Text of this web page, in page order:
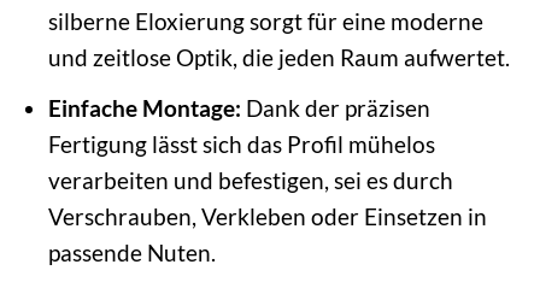
silberne Eloxierung sorgt für eine moderne
und zeitlose Optik, die jeden Raum aufwertet.
Einfache Montage: Dank der präzisen
Fertigung lässt sich das Profil mühelos
verarbeiten und befestigen, sei es durch
Verschrauben, Verkleben oder Einsetzen in
passende Nuten.